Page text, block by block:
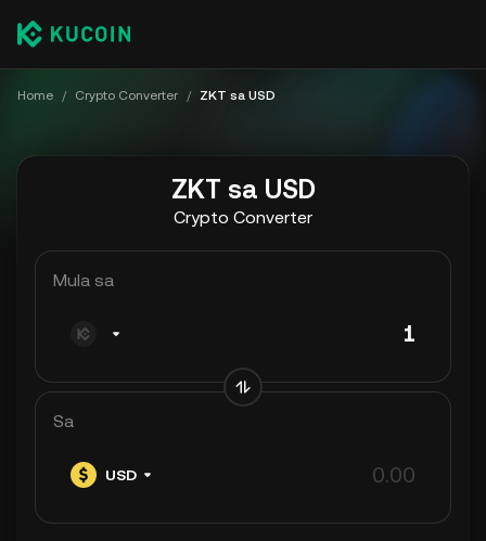
Home / Crypto Converter / ZKT sa USD
ZKT sa USD
Crypto Converter
Mula sa
Sa
USD